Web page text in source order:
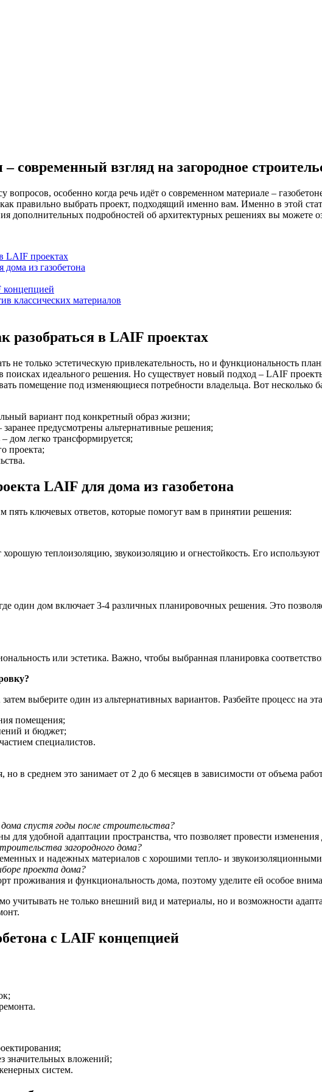
взгляд на загородное
вопросов, особенно когда речь идёт о современном материале –
правильно выбрать проект, подходящий именно вам. Именно в этой
дополнительных подробностей об архитектурных решениях вы можете
LAIF проектах
из газобетона
концепцией
классических материалов
разобраться в LAIF проектах
не только эстетическую привлекательность, но и функциональность
идеального решения. Но существует новый подход – LAIF
помещение под изменяющиеся потребности владельца. Вот несколько
вариант под конкретный образ жизни;
предусмотрены альтернативные решения;
дом легко трансформируется;
проекта;
LAIF для дома из газобетона
пять ключевых ответов, которые помогут вам в принятии решения:
теплоизоляцию, звукоизоляцию и огнестойкость. Его
один дом включает 3-4 различных планировочных решения. Это
или эстетика. Важно, чтобы выбранная планировка
выберите один из альтернативных вариантов. Разбейте процесс на
помещения;
и бюджет;
специалистов.
в среднем это занимает от 2 до 6 месяцев в зависимости от объема
спустя годы после строительства?
для удобной адаптации пространства, что позволяет провести изменения
загородного дома?
и надежных материалов с хорошими тепло- и
проекта дома?
проживания и функциональность дома, поэтому уделите ей особое
учитывать не только внешний вид и материалы, но и возможности
с LAIF концепцией
значительных вложений;
систем.